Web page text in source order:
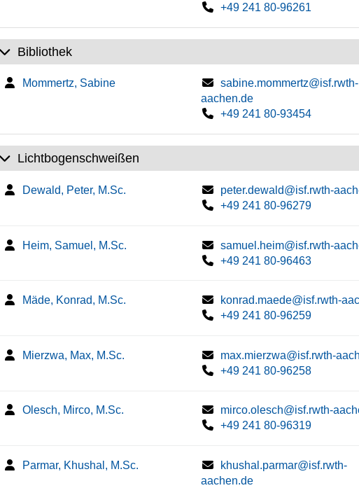
+49 241 80-96261
Bibliothek
Mommertz, Sabine
sabine.mommertz@isf.rwth-
aachen.de
+49 241 80-93454
Lichtbogenschweißen
Dewald, Peter, M.Sc.
peter.dewald@isf.rwth-
+49 241 80-96279
Heim, Samuel, M.Sc.
samuel.heim@isf.rwth-
+49 241 80-96463
Mäde, Konrad, M.Sc.
konrad.maede@isf.rwth-
+49 241 80-96259
Mierzwa, Max, M.Sc.
max.mierzwa@isf.rwth-
+49 241 80-96258
Olesch, Mirco, M.Sc.
mirco.olesch@isf.rwth-
+49 241 80-96319
Parmar, Khushal, M.Sc.
khushal.parmar@isf.rwth-
aachen.de